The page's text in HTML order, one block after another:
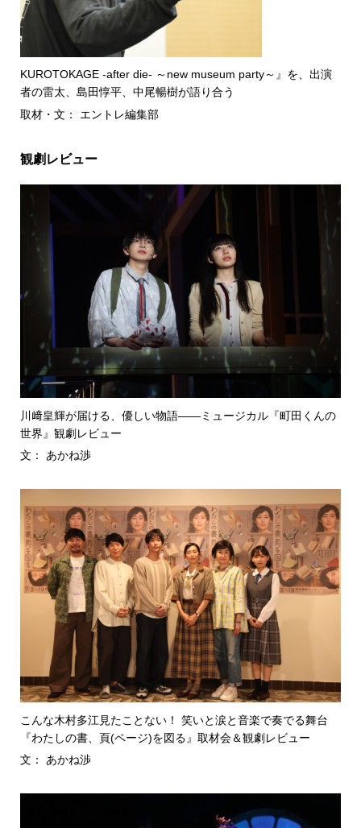
KUROTOKAGE -after die- ～new museum party～』を、出演
者の雷太、島田惇平、中尾暢樹が語り合う
取材・文： エントレ編集部
観劇レビュー
川﨑皇輝が届ける、優しい物語――ミュージカル『町田くんの
世界』観劇レビュー
文： あかね渉
こんな木村多江見たことない！ 笑いと涙と音楽で奏でる舞台
『わたしの書、頁(ページ)を図る』取材会＆観劇レビュー
文： あかね渉